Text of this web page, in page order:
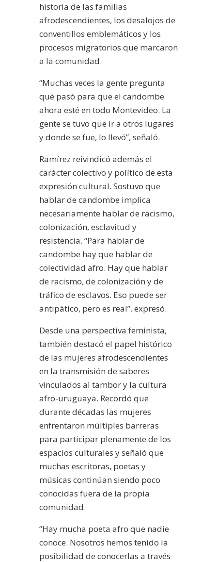
historia de las familias
afrodescendientes, los desalojos de
conventillos emblemáticos y los
procesos migratorios que marcaron
a la comunidad.
“Muchas veces la gente pregunta
qué pasó para que el candombe
ahora esté en todo Montevideo. La
gente se tuvo que ir a otros lugares
y donde se fue, lo llevó”, señaló.
Ramírez reivindicó además el
carácter colectivo y político de esta
expresión cultural. Sostuvo que
hablar de candombe implica
necesariamente hablar de racismo,
colonización, esclavitud y
resistencia. “Para hablar de
candombe hay que hablar de
colectividad afro. Hay que hablar
de racismo, de colonización y de
tráfico de esclavos. Eso puede ser
antipático, pero es real”, expresó.
Desde una perspectiva feminista,
también destacó el papel histórico
de las mujeres afrodescendientes
en la transmisión de saberes
vinculados al tambor y la cultura
afro-uruguaya. Recordó que
durante décadas las mujeres
enfrentaron múltiples barreras
para participar plenamente de los
espacios culturales y señaló que
muchas escritoras, poetas y
músicas continúan siendo poco
conocidas fuera de la propia
comunidad.
“Hay mucha poeta afro que nadie
conoce. Nosotros hemos tenido la
posibilidad de conocerlas a través